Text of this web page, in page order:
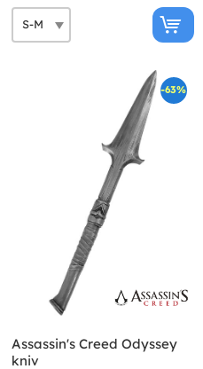
-63%
Assassin's Creed Odyssey
kniv